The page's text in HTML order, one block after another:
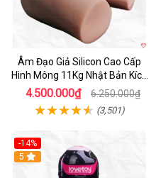
Âm Đạo Giả Silicon Cao Cấp
Hình Mông 11Kg Nhật Bản Kích
Thước Như Thật
4.500.000₫ 6.250.000₫
(3,501)
-14%
Hot
5